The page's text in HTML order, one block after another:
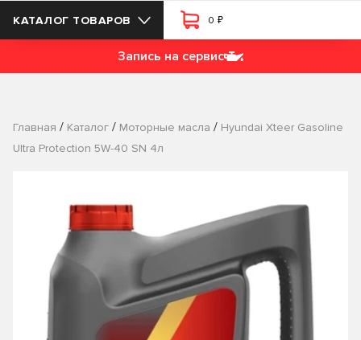
КАТАЛОГ ТОВАРОВ 0 ₽
Запись на сервис
Главная / Каталог / Моторные масла / Hyundai Xteer Gasoline
Ultra Protection 5W-40 SN 4л